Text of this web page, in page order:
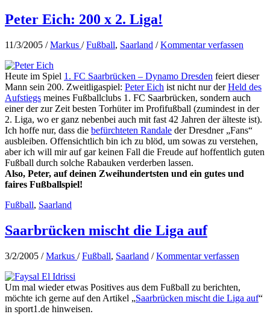
Peter Eich: 200 x 2. Liga!
11/3/2005 /Markus /Fußball, Saarland /Kommentar verfassen
Heute im Spiel 1. FC Saarbrücken – Dynamo Dresden feiert dieser
Mann sein 200. Zweitligaspiel: Peter Eich ist nicht nur derHeld des
Aufstiegs meines Fußballclubs 1. FC Saarbrücken, sondern auch
einer der zur Zeit besten Torhüter im Profifußball (zumindest in der
2. Liga, wo er ganz nebenbei auch mit fast 42 Jahren der älteste ist).
Ich hoffe nur, dass die befürchteten Randale der Dresdner „Fans“
ausbleiben. Offensichtlich bin ich zu blöd, um sowas zu verstehen,
aber ich will mir auf gar keinen Fall die Freude auf hoffentlich guten
Fußball durch solche Rabauken verderben lassen.
Also, Peter, auf deinen Zweihundertsten und ein gutes und
faires Fußballspiel!
Fußball, Saarland
Saarbrücken mischt die Liga auf
3/2/2005 /Markus /Fußball, Saarland /Kommentar verfassen
Um mal wieder etwas Positives aus dem Fußball zu berichten,
möchte ich gerne auf den Artikel „Saarbrücken mischt die Liga auf“
in sport1.de hinweisen.